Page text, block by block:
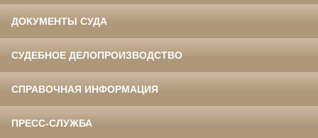
ДОКУМЕНТЫ СУДА
СУДЕБНОЕ ДЕЛОПРОИЗВОДСТВО
СПРАВОЧНАЯ ИНФОРМАЦИЯ
ПРЕСС-СЛУЖБА